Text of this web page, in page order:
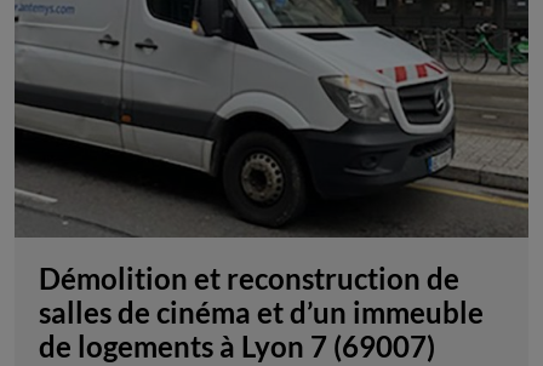
Démolition et reconstruction de
salles de cinéma et d’un immeuble
de logements à Lyon 7 (69007)